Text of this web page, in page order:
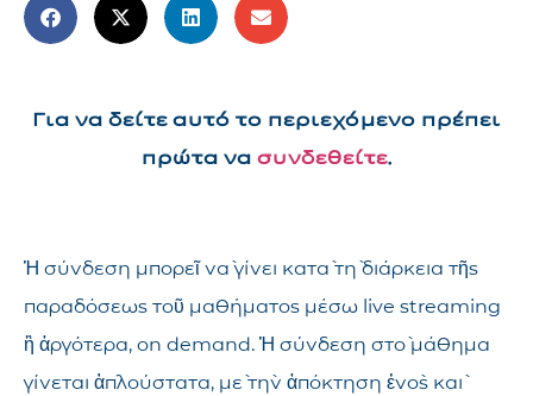
Για να δείτε αυτό το περιεχόμενο πρέπει
πρώτα να συνδεθείτε.
Ἡ σύνδεση μπορεῖ νὰ γίνει κατὰ τὴ διάρκεια τῆς
παραδόσεως τοῦ μαθήματος μέσω live streaming
ἢ ἀργότερα, on demand. Ἡ σύνδεση στὸ μάθημα
γίνεται ἁπλούστατα, μὲ τὴν ἀπόκτηση ἑνὸς καὶ